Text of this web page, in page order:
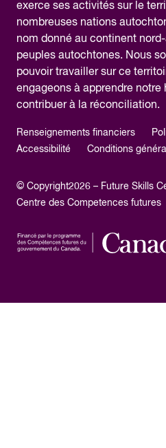
exerce ses activités sur le
nombreuses nations
nom donné au continent
peuples autochtones. Nous
pouvoir travailler sur ce
engageons à apprendre
contribuer à la réconciliation.
Renseignements financiers
Accessibilité
Conditions
© Copyright2026 – Future Skills
Centre des Competences futures